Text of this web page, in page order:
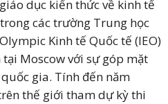
dục kiến thức về kinh tế
các trường Trung học
Kinh tế Quốc tế (IEO)
Moscow với sự góp mặt
gia. Tính đến năm
thế giới tham dự kỳ thi